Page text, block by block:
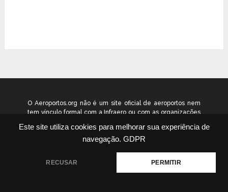
Este site utiliza cookies para melhorar sua experiência de
navegação. GDPR
RECUSAR PERMITIR
O Aeroportos.org não é um site oficial de aeroportos nem
tem vínculo formal com a Infraero ou com as organizações
como um guia independente de informação voltado ao
público geral. © 2026 aeroportos.org – Todos os direitos